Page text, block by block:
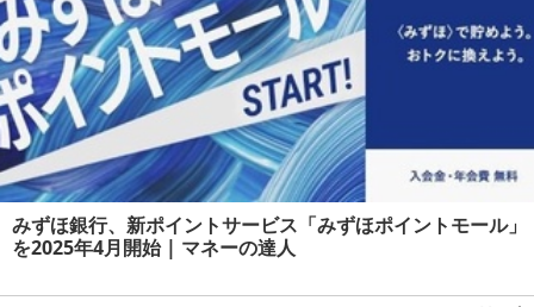
みずほ銀行、新ポイントサービス「みずほポイントモール」
を2025年4月開始 | マネーの達人